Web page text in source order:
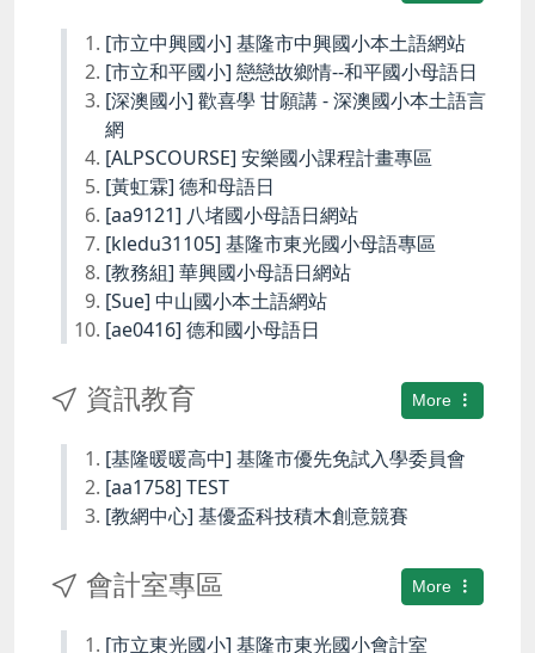
[市立中興國小] 基隆市中興國小本土語網站
[市立和平國小] 戀戀故鄉情--和平國小母語日
[深澳國小] 歡喜學 甘願講 - 深澳國小本土語言
網
[ALPSCOURSE] 安樂國小課程計畫專區
[黃虹霖] 德和母語日
[aa9121] 八堵國小母語日網站
[kledu31105] 基隆市東光國小母語專區
[教務組] 華興國小母語日網站
[Sue] 中山國小本土語網站
[ae0416] 德和國小母語日
More
資訊教育
[基隆暖暖高中] 基隆市優先免試入學委員會
[aa1758] TEST
[教網中心] 基優盃科技積木創意競賽
More
會計室專區
[市立東光國小] 基隆市東光國小會計室